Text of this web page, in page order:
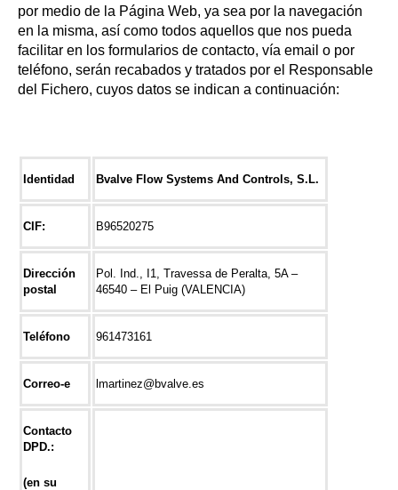
por medio de la Página Web, ya sea por la navegación
en la misma, así como todos aquellos que nos pueda
facilitar en los formularios de contacto, vía email o por
teléfono, serán recabados y tratados por el Responsable
del Fichero, cuyos datos se indican a continuación:
Identidad Bvalve Flow Systems And Controls, S.L.
CIF: B96520275
Dirección
postal
Pol. Ind., I1, Travessa de Peralta, 5A –
46540 – El Puig (VALENCIA)
Teléfono 961473161
Correo-e lmartinez@bvalve.es
Contacto
DPD.:
(en su